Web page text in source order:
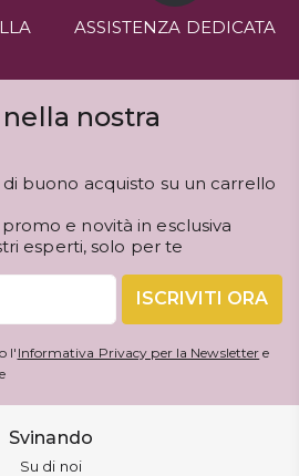
ASSISTENZA DEDICATA
nostra
buono acquisto su un carrello
e novità in esclusiva
esperti, solo per te
ISCRIVITI ORA
l' Informativa Privacy per la Newsletter e
Svinando
Su di noi